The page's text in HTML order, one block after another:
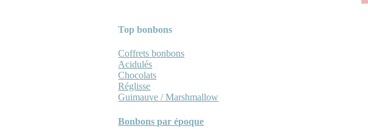
Top bonbons
Coffrets bonbons
Acidulés
Chocolats
Réglisse
Guimauve / Marshmallow
Bonbons par époque